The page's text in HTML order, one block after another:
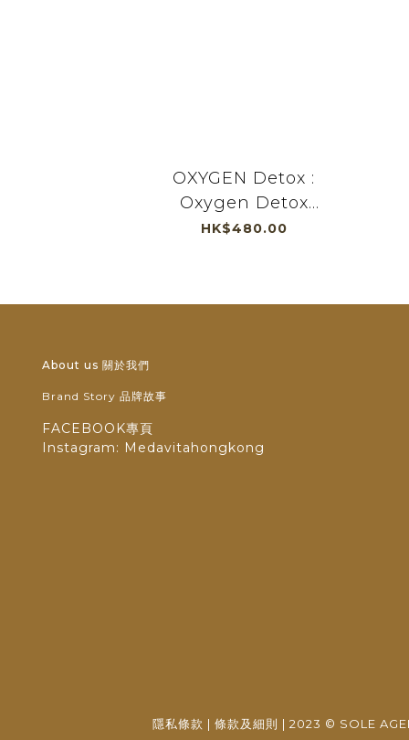
OXYGEN Detox :
Oxygen Detox
Peeling
HK$480.00
About us 關於我們
Brand Story 品牌故事
FACEBOOK專頁
Instagram: Medavitahongkong
隱私條款 | 條款及細則 | 2023 © SOLE